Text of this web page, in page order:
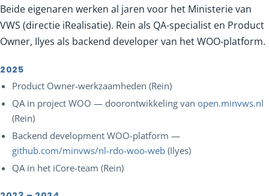
Beide eigenaren werken al jaren voor het Ministerie van
VWS (directie iRealisatie). Rein als QA-specialist en Product
Owner, Ilyes als backend developer van het WOO-platform.
2025
Product Owner-werkzaamheden (Rein)
QA in project WOO — doorontwikkeling van open.minvws.nl
(Rein)
Backend development WOO-platform —
github.com/minvws/nl-rdo-woo-web (Ilyes)
QA in het iCore-team (Rein)